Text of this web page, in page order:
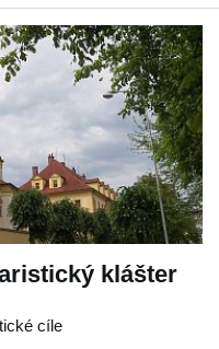
klášter
cíle